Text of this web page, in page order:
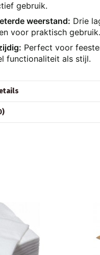
gebruik.
weerstand: Drie
voor praktisch gebruik.
Perfect voor
functionaliteit als stijl.